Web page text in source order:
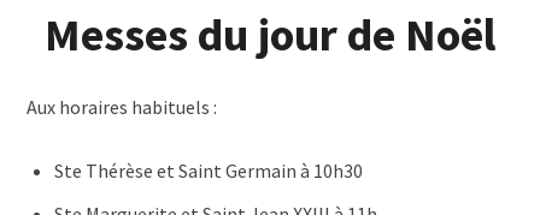
Messes du jour de Noël
Aux horaires habituels :
Ste Thérèse et Saint Germain à 10h30